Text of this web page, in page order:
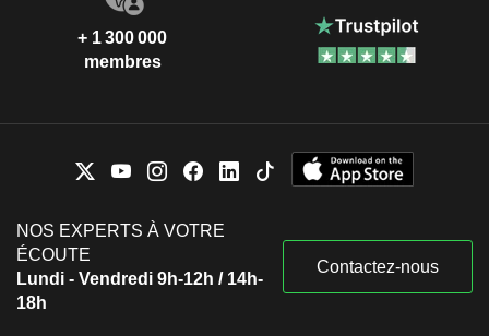
+ 1 300 000
membres
NOS EXPERTS À VOTRE
ÉCOUTE
Lundi - Vendredi 9h-12h / 14h-
18h
Contactez-nous